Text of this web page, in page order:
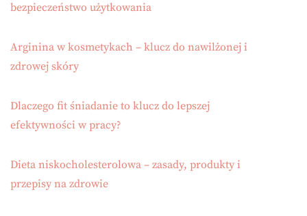
bezpieczeństwo użytkowania
Arginina w kosmetykach – klucz do nawilżonej i
zdrowej skóry
Dlaczego fit śniadanie to klucz do lepszej
efektywności w pracy?
Dieta niskocholesterolowa – zasady, produkty i
przepisy na zdrowie